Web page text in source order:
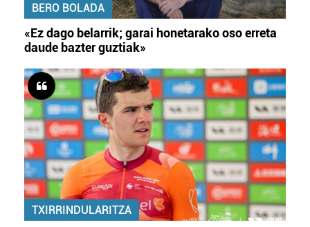
BERO BOLADA
«Ez dago belarrik; garai honetarako oso erreta
daude bazter guztiak»
TXIRRINDULARITZA